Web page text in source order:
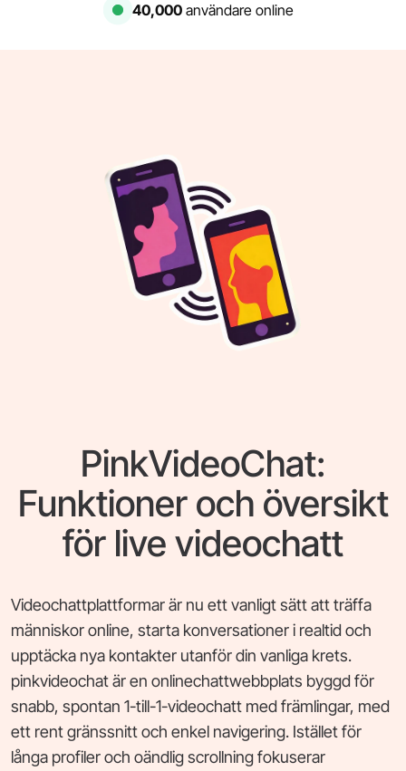
40,000 användare online
PinkVideoChat:
Funktioner och översikt
för live videochatt
Videochattplattformar är nu ett vanligt sätt att träffa
människor online, starta konversationer i realtid och
upptäcka nya kontakter utanför din vanliga krets.
pinkvideochat är en onlinechattwebbplats byggd för
snabb, spontan 1-till-1-videochatt med främlingar, med
ett rent gränssnitt och enkel navigering. Istället för
långa profiler och oändlig scrollning fokuserar